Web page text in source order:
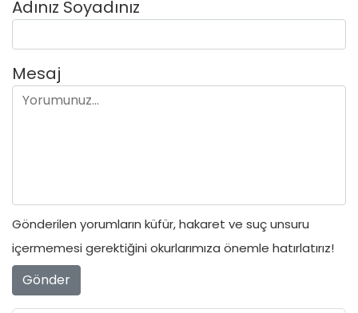
Adınız Soyadınız
Mesaj
Gönderilen yorumların küfür, hakaret ve suç unsuru
içermemesi gerektiğini okurlarımıza önemle hatırlatırız!
Gönder